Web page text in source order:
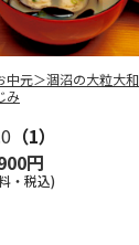
中元＞涸沼の大粒大和
み
（1）
円
・税込)